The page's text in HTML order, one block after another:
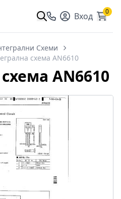
Вход 0
Схеми
схема AN6610
AN6610